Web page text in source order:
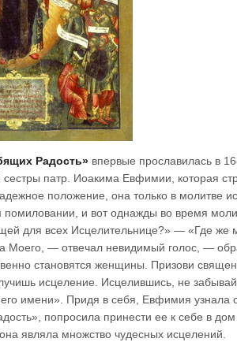
Радость» впервые прославилась в
патр. Иоакима Евфимии, которая
положение, она только в молитве
помиловании, и вот однажды во время
для всех Исцелительнице?» — «Где же
Моего, — отвечал невидимый голос, —
становятся женщины. Призови
исцеление. Исцелившись, не
имени». Придя в себя, Евфимия узнала
попросила принести ее к себе в
являла множство чудесных исцелений.